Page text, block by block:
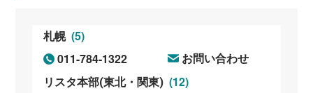
札幌 (5)
011-784-1322
お問い合わせ
リスタ本部(東北・関東) (12)